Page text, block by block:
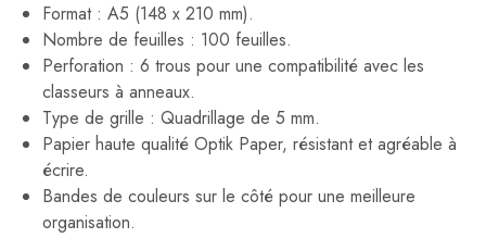
Format : A5 (148 x 210 mm).
Nombre de feuilles : 100 feuilles.
Perforation : 6 trous pour une compatibilité avec les
classeurs à anneaux.
Type de grille : Quadrillage de 5 mm.
Papier haute qualité Optik Paper, résistant et agréable à
écrire.
Bandes de couleurs sur le côté pour une meilleure
organisation.